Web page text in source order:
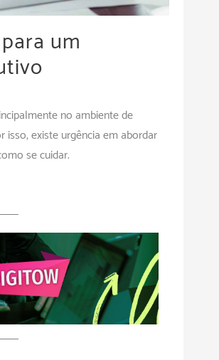
um
no ambiente de
existe urgência em abordar
se cuidar.